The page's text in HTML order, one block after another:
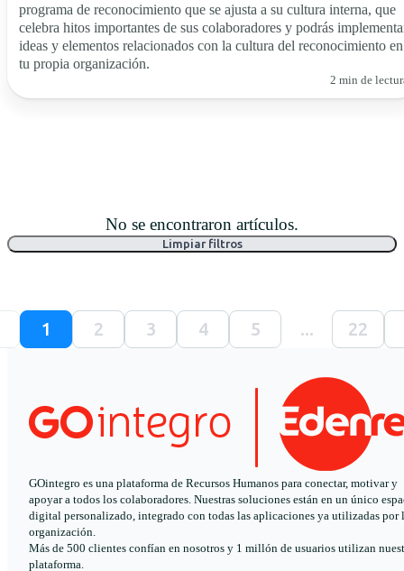
programa de reconocimiento que se ajusta a su cultura interna, que
celebra hitos importantes de sus colaboradores y podrás
ideas y elementos relacionados con la cultura del reconocimiento en
tu propia organización.
2 min de
No se encontraron artículos.
Limpiar filtros
1 2 3 4 5 ... 22
GOintegro es una plataforma de Recursos Humanos para conectar, motivar y
apoyar a todos los colaboradores. Nuestras soluciones están en un único
digital personalizado, integrado con todas las aplicaciones ya utilizadas por
organización.
Más de 500 clientes confían en nosotros y 1 millón de usuarios utilizan
plataforma.